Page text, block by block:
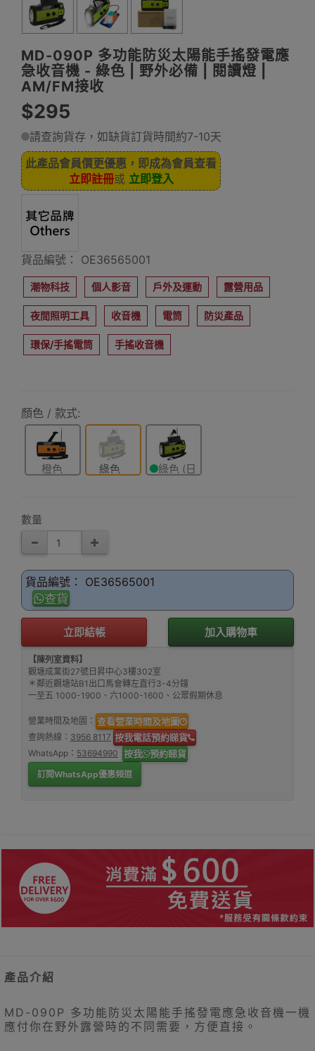
MD-090P 多功能防災太陽能手搖發電應
急收音機 - 綠色 | 野外必備 | 閱讀燈 |
AM/FM接收
$295
請查詢貨存，如缺貨訂貨時間約7-10天
此產品會員價更優惠，即成為會員查看
立即註冊或 立即登入
貨品編號： OE36565001
潮物科技 個人影音 戶外及運動 露營用品
夜間照明工具 收音機 電筒 防災產品
環保/手搖電筒 手搖收音機
顏色 / 款式:
橙色 綠色
綠色 (日
數量
貨品編號： OE36565001
查貨
立即結帳 加入購物車
【陳列室資料】
觀塘成業街27號日昇中心3樓302室
＊鄰近觀塘站B1出口馬會轉左直行3-4分鐘
一至五 1000-1900、六1000-1600、公眾假期休息
營業時間及地圖： 查看營業時間及地圖
查詢熱線： 3956 8117 按我電話預約睇貨
WhatsApp： 53694990 按我 預約睇貨
訂閱WhatsApp優惠頻道
產品介紹
MD-090P 多功能防災太陽能手搖發電應急收音機一機
應付你在野外露營時的不同需要，方便直接。